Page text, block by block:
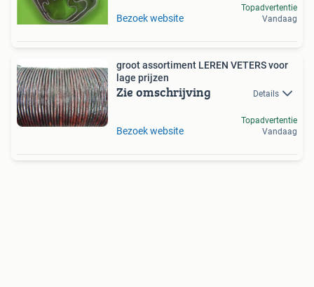
Bezoek website
Topadvertentie
Vandaag
groot assortiment LEREN VETERS voor
lage prijzen
Zie omschrijving Details
Bezoek website
Topadvertentie
Vandaag